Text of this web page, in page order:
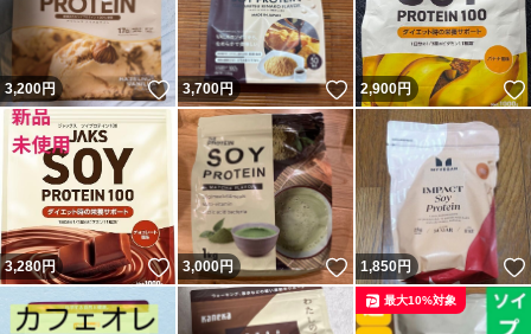
3,200円 いいね！
3,700円 いいね！
2,900円
3,280円 いいね！
3,000円 いいね！
1,850円
最大10%対象